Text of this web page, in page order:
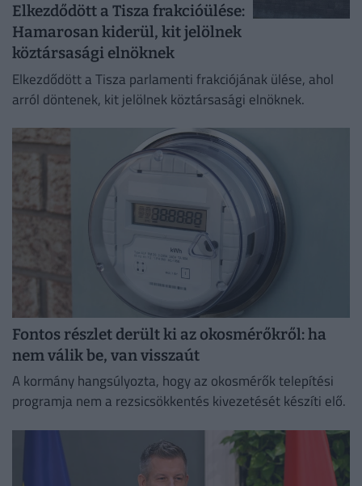
Elkezdődött a Tisza frakcióülése:
Hamarosan kiderül, kit jelölnek
köztársasági elnöknek
Elkezdődött a Tisza parlamenti frakciójának ülése, ahol
arról döntenek, kit jelölnek köztársasági elnöknek.
Fontos részlet derült ki az okosmérőkről: ha
nem válik be, van visszaút
A kormány hangsúlyozta, hogy az okosmérők telepítési
programja nem a rezsicsökkentés kivezetését készíti elő.